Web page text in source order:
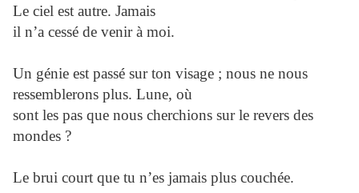
Le ciel est autre. Jamais
il n’a cessé de venir à moi.
Un génie est passé sur ton visage ; nous ne nous
ressemblerons plus. Lune, où
sont les pas que nous cherchions sur le revers des
mondes ?
Le brui court que tu n’es jamais plus couchée.